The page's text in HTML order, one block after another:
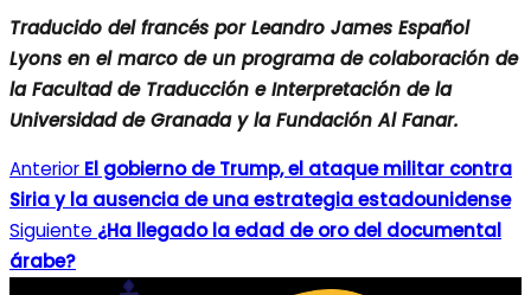
Traducido del francés por Leandro James Español
Lyons en el marco de un programa de colaboración de
la Facultad de Traducción e Interpretación de la
Universidad de Granada y la Fundación Al Fanar.
Anterior El gobierno de Trump, el ataque militar contra
Siria y la ausencia de una estrategia estadounidense
Siguiente ¿Ha llegado la edad de oro del documental
árabe?